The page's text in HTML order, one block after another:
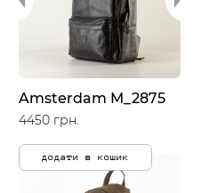
Amsterdam M_2875
4450 грн.
додати в кошик